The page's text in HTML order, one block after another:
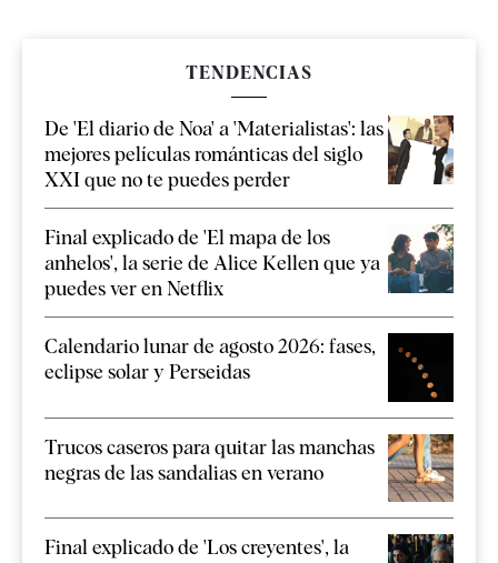
TENDENCIAS
De 'El diario de Noa' a 'Materialistas': las
mejores películas románticas del siglo
XXI que no te puedes perder
Final explicado de 'El mapa de los
anhelos', la serie de Alice Kellen que ya
puedes ver en Netflix
Calendario lunar de agosto 2026: fases,
eclipse solar y Perseidas
Trucos caseros para quitar las manchas
negras de las sandalias en verano
Final explicado de 'Los creyentes', la